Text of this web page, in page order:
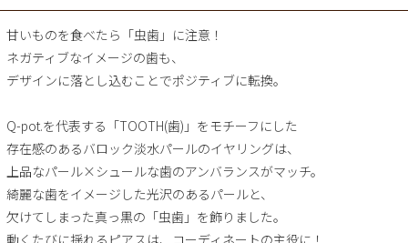
甘いものを食べたら「虫歯」に注意！
ネガティブなイメージの歯も、
デザインに落とし込むことでポジティブに転換。
Q-pot.を代表する「TOOTH(歯)」をモチーフにした
存在感のあるバロック淡水パールのイヤリングは、
上品なパール×シュールな歯のアンバランスがマッチ。
綺麗な歯をイメージした光沢のあるパールと、
欠けてしまった真っ黒の「虫歯」を飾りました。